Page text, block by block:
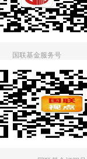
国联基金服务号